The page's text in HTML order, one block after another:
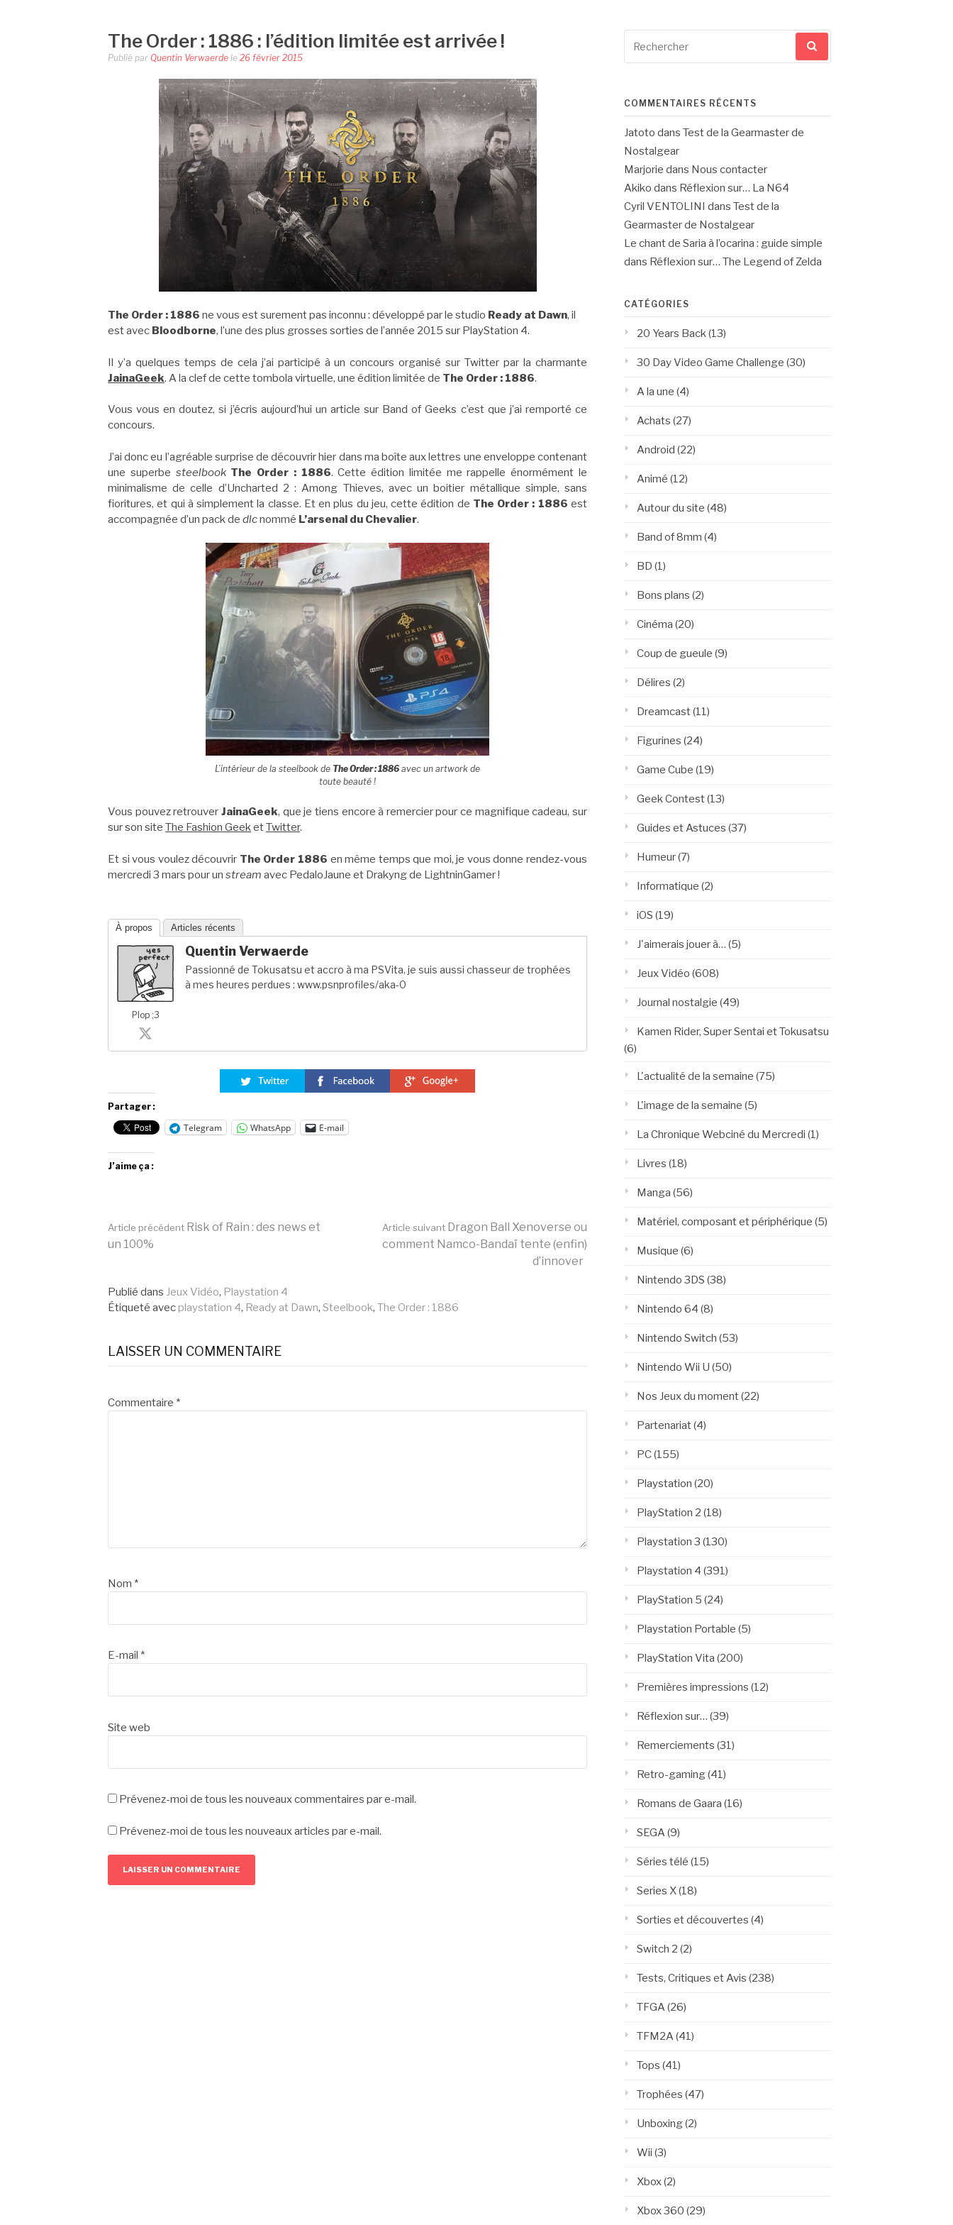
The Order : 1886 : l’édition limitée est arrivée !
Publié par Quentin Verwaerde le 26 février 2015
The Order : 1886 ne vous est surement pas inconnu : développé par le studio Ready at Dawn, il
est avec Bloodborne, l’une des plus grosses sorties de l’année 2015 sur PlayStation 4.
Il y’a quelques temps de cela j’ai participé à un concours organisé sur Twitter par la charmante
JainaGeek. A la clef de cette tombola virtuelle, une édition limitée de The Order : 1886.
Vous vous en doutez, si j’écris aujourd’hui un article sur Band of Geeks c’est que j’ai remporté ce
concours.
J’ai donc eu l’agréable surprise de découvrir hier dans ma boîte aux lettres une enveloppe contenant
une superbe steelbook The Order : 1886. Cette édition limitée me rappelle énormément le
minimalisme de celle d’Uncharted 2 : Among Thieves, avec un boitier métallique simple, sans
fioritures, et qui à simplement la classe. Et en plus du jeu, cette édition de The Order : 1886 est
accompagnée d’un pack de dlcnommé L’arsenal du Chevalier.
L’intérieur de la steelbook de The Order : 1886 avec un artwork de
toute beauté !
Vous pouvez retrouver JainaGeek, que je tiens encore à remercier pour ce magnifique cadeau, sur
sur son site The Fashion GeeketTwitter.
Et si vous voulez découvrir The Order 1886 en même temps que moi, je vous donne rendez-vous
mercredi 3 mars pour un stream avec PedaloJaune et Drakyng de LightninGamer !
À propos Articles récents
Plop ;3
Quentin Verwaerde
Passionné de Tokusatsu et accro à ma PSVita, je suis aussi chasseur de trophées
à mes heures perdues : www.psnprofiles/aka-0
Partager :
Telegram WhatsApp E-mail
J’aime ça :
Lire
la
Article précédent Risk of Rain : des news et
un 100%
Article suivant Dragon Ball Xenoverse ou
comment Namco-Bandaï tente (enfin)
d’innover
Publié dans Jeux Vidéo, Playstation 4
Étiqueté avecplaystation 4, Ready at Dawn, Steelbook, The Order : 1886
LAISSER UN COMMENTAIRE
Commentaire *
Nom *
E-mail *
Site web
Prévenez-moi de tous les nouveaux commentaires par e-mail.
Prévenez-moi de tous les nouveaux articles par e-mail.
pour
COMMENTAIRES RÉCENTS
Jatoto dans Test de la Gearmaster de
Nostalgear
Marjorie dans Nous contacter
Akiko dans Réflexion sur… La N64
Cyril VENTOLINI dans Test de la
Gearmaster de Nostalgear
Le chant de Saria à l’ocarina : guide simple
dans Réflexion sur… The Legend of Zelda
CATÉGORIES
20 Years Back (13)
30 Day Video Game Challenge (30)
A la une (4)
Achats (27)
Android (22)
Animé (12)
Autour du site (48)
Band of 8mm (4)
BD (1)
Bons plans (2)
Cinéma (20)
Coup de gueule (9)
Délires (2)
Dreamcast(11)
Figurines (24)
Game Cube (19)
Geek Contest(13)
Guides et Astuces (37)
Humeur(7)
Informatique (2)
iOS (19)
J'aimerais jouer à… (5)
Jeux Vidéo (608)
Journal nostalgie (49)
Kamen Rider, Super Sentai et Tokusatsu
(6)
L'actualité de la semaine (75)
L'image de la semaine (5)
La Chronique Webciné du Mercredi (1)
Livres (18)
Manga (56)
Matériel, composant et périphérique (5)
Musique (6)
Nintendo 3DS (38)
Nintendo 64 (8)
Nintendo Switch (53)
Nintendo Wii U (50)
Nos Jeux du moment(22)
Partenariat(4)
PC(155)
Playstation (20)
PlayStation 2 (18)
Playstation 3 (130)
Playstation 4 (391)
PlayStation 5 (24)
Playstation Portable (5)
PlayStation Vita (200)
Premières impressions (12)
Réflexion sur… (39)
Remerciements (31)
Retro-gaming(41)
Romans de Gaara (16)
SEGA (9)
Séries télé (15)
Series X(18)
Sorties et découvertes (4)
Switch 2 (2)
Tests, Critiques et Avis (238)
TFGA (26)
TFM2A (41)
Tops (41)
Trophées (47)
Unboxing(2)
Wii (3)
Xbox(2)
Xbox 360 (29)